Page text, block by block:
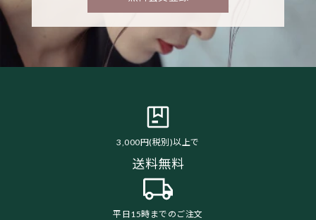
3,000円(税別)以上で
送料無料
平日15時までのご注文